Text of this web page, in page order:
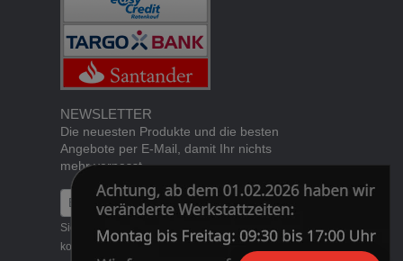
NEWSLETTER
Die neuesten Produkte und die besten
Angebote per E-Mail, damit Ihr nichts
mehr verpasst.
Newsletter Abonnieren
Sie können den Newsletter jederzeit
kostenlos abbestellen .